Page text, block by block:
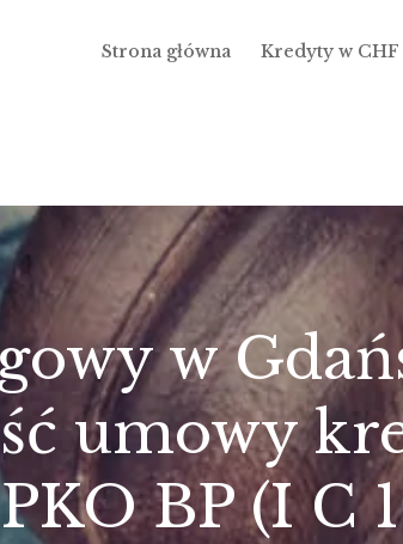
Strona główna Kredyty w CHF
w
umowy
BP (I C